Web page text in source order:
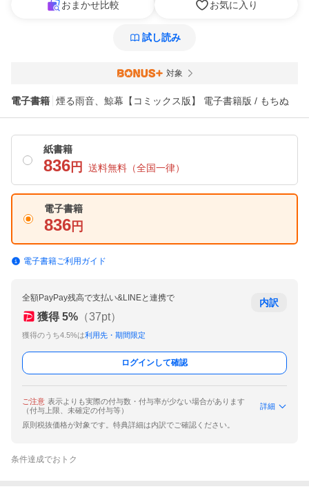
おまかせ比較 お気に入り
試し読み
対象
電子書籍 煙る雨音、鯨幕【コミックス版】 電子書籍版 / もちぬ
紙書籍
836 円 送料無料 （全国一律）
電子書籍
836 円
電子書籍ご利用ガイド
全額PayPay残高で支払い&LINEと連携で
獲得 5% （37pt）
獲得のうち4.5%は利用先・期間限定
内訳
ログインして確認
ご注意 表示よりも実際の付与数・付与率が少ない場合があります
（付与上限、未確定の付与等）
詳細
原則税抜価格が対象です。特典詳細は内訳でご確認ください。
条件達成でおトク